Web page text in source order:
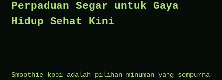
Perpaduan Segar untuk Gaya
Hidup Sehat Kini
Smoothie kopi adalah pilihan minuman yang sempurna